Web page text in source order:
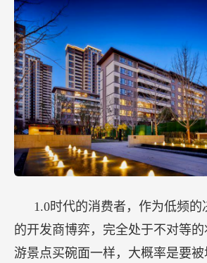
1.0时代的消费者，作为低频的
的开发商博弈，完全处于不对等
游景点买碗面一样，大概率是要被